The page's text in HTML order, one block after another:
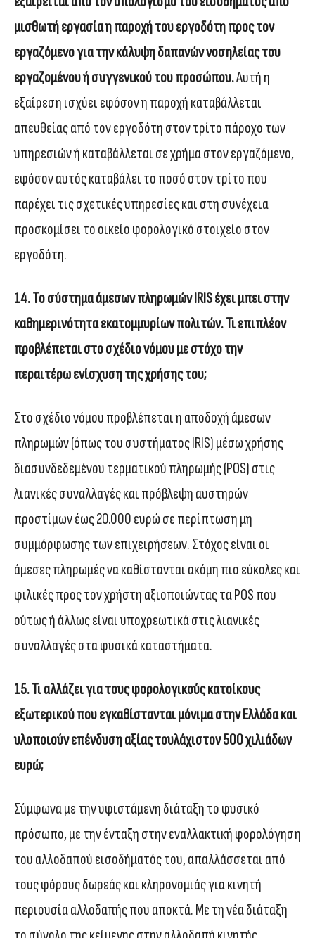
μισθωτή εργασία η παροχή του εργοδότη προς τον
εργαζόμενο για την κάλυψη δαπανών νοσηλείας του
εργαζομένου ή συγγενικού του προσώπου.Αυτή η
εξαίρεση ισχύει εφόσον η παροχή καταβάλλεται
απευθείας από τον εργοδότη στον τρίτο πάροχο των
υπηρεσιών ή καταβάλλεται σε χρήμα στον εργαζόμενο,
εφόσον αυτός καταβάλει το ποσό στον τρίτο που
παρέχει τις σχετικές υπηρεσίες και στη συνέχεια
προσκομίσει το οικείο φορολογικό στοιχείο στον
εργοδότη.
14. To σύστημα άμεσων πληρωμών IRIS έχει μπει στην
καθημερινότητα εκατομμυρίων πολιτών. Τι επιπλέον
προβλέπεται στο σχέδιο νόμου με στόχο την
περαιτέρω ενίσχυση της χρήσης του;
Στο σχέδιο νόμου προβλέπεται η αποδοχή άμεσων
πληρωμών (όπως του συστήματος IRIS) μέσω χρήσης
διασυνδεδεμένου τερματικού πληρωμής (POS) στις
λιανικές συναλλαγές και πρόβλεψη αυστηρών
προστίμων έως 20.000 ευρώ σε περίπτωση μη
συμμόρφωσης των επιχειρήσεων. Στόχος είναι οι
άμεσες πληρωμές να καθίστανται ακόμη πιο εύκολες και
φιλικές προς τον χρήστη αξιοποιώντας τα POS που
ούτως ή άλλως είναι υποχρεωτικά στις λιανικές
συναλλαγές στα φυσικά καταστήματα.
15. Τι αλλάζει για τους φορολογικούς κατοίκους
εξωτερικού που εγκαθίστανται μόνιμα στην Ελλάδα και
υλοποιούν επένδυση αξίας τουλάχιστον 500 χιλιάδων
ευρώ;
Σύμφωνα με την υφιστάμενη διάταξη το φυσικό
πρόσωπο, με την ένταξη στην εναλλακτική φορολόγηση
του αλλοδαπού εισοδήματός του, απαλλάσσεται από
τους φόρους δωρεάς και κληρονομιάς για κινητή
περιουσία αλλοδαπής που αποκτά. Με τη νέα διάταξη